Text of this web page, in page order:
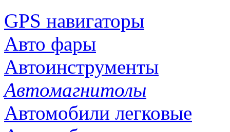
GPS навигаторы
Авто фары
Автоинструменты
Автомагнитолы
Автомобили легковые